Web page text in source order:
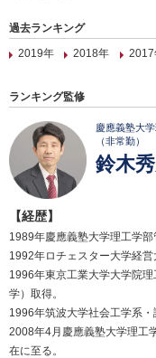
過去ランキング
2019年
2018年 2017
ランキング監修
慶應義塾大
（非常勤）
鈴木
【経歴】
1989年慶應義塾大学理工学部
1992年ロチェスター大学経営
1996年東京工業大学大学院
学）取得。
1996年筑波大学社会工学系・
2008年4月慶應義塾大学理工
在に至る。